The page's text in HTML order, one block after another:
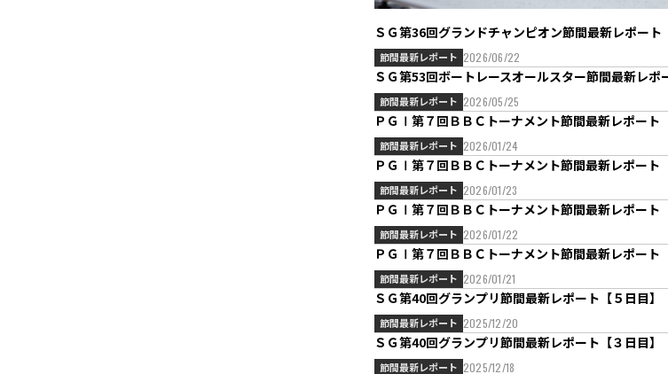
ＳＧ第36回グランドチャンピオン節間最新レポート
節間最新レポート 2026/06/22
ＳＧ第53回ボートレースオールスター節間最新レポ
節間最新レポート 2026/05/25
ＰＧⅠ第７回ＢＢＣトーナメント節間最新レポート
節間最新レポート 2026/01/24
ＰＧⅠ第７回ＢＢＣトーナメント節間最新レポート
節間最新レポート 2026/01/23
ＰＧⅠ第７回ＢＢＣトーナメント節間最新レポート
節間最新レポート 2026/01/22
ＰＧⅠ第７回ＢＢＣトーナメント節間最新レポート
節間最新レポート 2026/01/21
ＳＧ第40回グランプリ節間最新レポート【５日目】
節間最新レポート 2025/12/20
ＳＧ第40回グランプリ節間最新レポート【３日目】
節間最新レポート 2025/12/18